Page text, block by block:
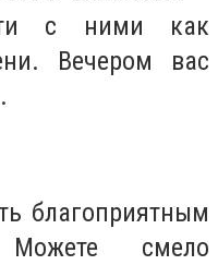
с ними как
Вечером вас
благоприятным
смело